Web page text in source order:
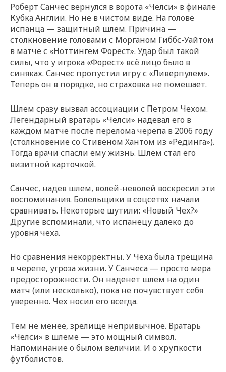
Роберт Санчес вернулся в ворота «Челси» в финале
Кубка Англии. Но не в чистом виде. На голове
испанца — защитный шлем. Причина —
столкновение головами с Морганом Гиббс-Уайтом
в матче с «Ноттингем Форест». Удар был такой
силы, что у игрока «Форест» всё лицо было в
синяках. Санчес пропустил игру с «Ливерпулем».
Теперь он в порядке, но страховка не помешает.
Шлем сразу вызвал ассоциации с Петром Чехом.
Легендарный вратарь «Челси» надевал его в
каждом матче после перелома черепа в 2006 году
(столкновение со Стивеном Хантом из «Рединга»).
Тогда врачи спасли ему жизнь. Шлем стал его
визитной карточкой.
Санчес, надев шлем, волей-неволей воскресил эти
воспоминания. Болельщики в соцсетях начали
сравнивать. Некоторые шутили: «Новый Чех?»
Другие вспоминали, что испанецу далеко до
уровня чеха.
Но сравнения некорректны. У Чеха была трещина
в черепе, угроза жизни. У Санчеса — просто мера
предосторожности. Он наденет шлем на один
матч (или несколько), пока не почувствует себя
уверенно. Чех носил его всегда.
Тем не менее, зрелище непривычное. Вратарь
«Челси» в шлеме — это мощный символ.
Напоминание о былом величии. И о хрупкости
футболистов.